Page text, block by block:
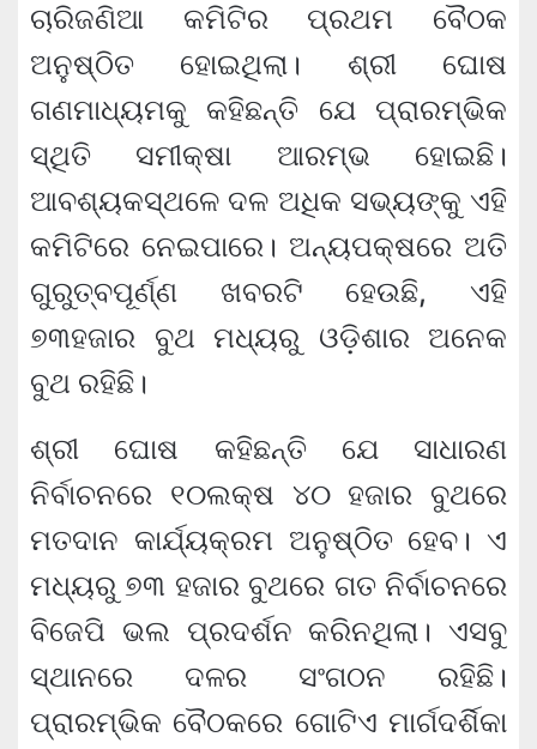
ଚାରିଜଣିଆ କମିଟିର ପ୍ରଥମ ବୈଠକ
ଅନୁଷ୍ଠିତ ହୋଇଥିଲା। ଶ୍ରୀ ଘୋଷ
ଗଣମାଧ୍ୟମକୁ କହିଛନ୍ତି ଯେ ପ୍ରାରମ୍ଭିକ
ସ୍ଥିତି ସମୀକ୍ଷା ଆରମ୍ଭ ହୋଇଛି।
ଆବଶ୍ୟକସ୍ଥଳେ ଦଳ ଅଧିକ ସଭ୍ୟଙ୍କୁ ଏହି
କମିଟିରେ ନେଇପାରେ। ଅନ୍ୟପକ୍ଷରେ ଅତି
ଗୁରୁତ୍ବପୂର୍ଣ୍ଣ ଖବରଟି ହେଉଛି, ଏହି
୭୩ହଜାର ବୁଥ ମଧ୍ୟରୁ ଓଡ଼ିଶାର ଅନେକ
ବୁଥ ରହିଛି।
ଶ୍ରୀ ଘୋଷ କହିଛନ୍ତି ଯେ ସାଧାରଣ
ନିର୍ବାଚନରେ ୧୦ଲକ୍ଷ ୪୦ ହଜାର ବୁଥରେ
ମତଦାନ କାର୍ଯ୍ୟକ୍ରମ ଅନୁଷ୍ଠିତ ହେବ। ଏ
ମଧ୍ୟରୁ ୭୩ ହଜାର ବୁଥରେ ଗତ ନିର୍ବାଚନରେ
ବିଜେପି ଭଲ ପ୍ରଦର୍ଶନ କରିନଥିଲା। ଏସବୁ
ସ୍ଥାନରେ ଦଳର ସଂଗଠନ ରହିଛି।
ପ୍ରାରମ୍ଭିକ ବୈଠକରେ ଗୋଟିଏ ମାର୍ଗଦର୍ଶିକା